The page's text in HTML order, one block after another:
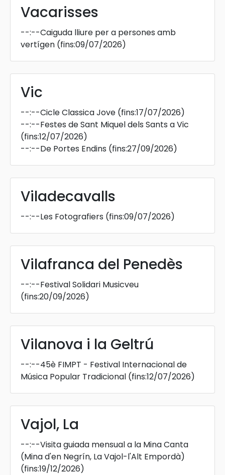
Vacarisses
--:--Caiguda lliure per a persones amb
vertígen (fins:09/07/2026)
Vic
--:--Cicle Classica Jove (fins:17/07/2026)
--:--Festes de Sant Miquel dels Sants a Vic
(fins:12/07/2026)
--:--De Portes Endins (fins:27/09/2026)
Viladecavalls
--:--Les Fotografiers (fins:09/07/2026)
Vilafranca del Penedès
--:--Festival Solidari Musicveu
(fins:20/09/2026)
Vilanova i la Geltrú
--:--45è FIMPT - Festival Internacional de
Música Popular Tradicional (fins:12/07/2026)
Vajol, La
--:--Visita guiada mensual a la Mina Canta
(Mina d'en Negrín, La Vajol-l'Alt Empordà)
(fins:19/12/2026)